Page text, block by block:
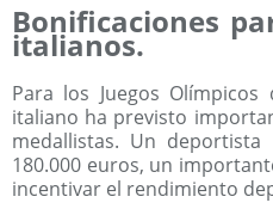
Bonificaciones
italianos.
Para los Juegos
italiano ha previsto
medallistas. Un
180.000 euros, un
incentivar el rendimiento